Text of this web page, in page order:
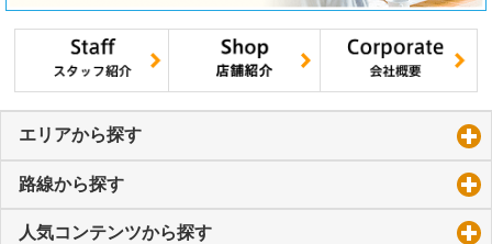
エリアから探す
路線から探す
人気コンテンツから探す